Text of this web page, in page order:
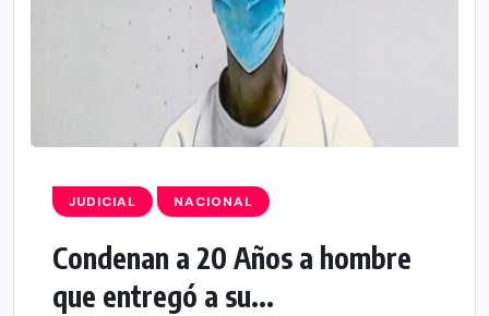
JUDICIAL NACIONAL
Condenan a 20 Años a hombre
que entregó a su...